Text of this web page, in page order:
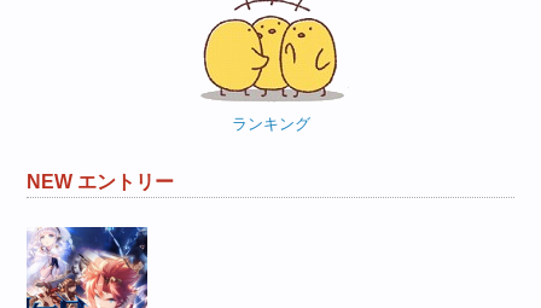
ランキング
NEW エントリー